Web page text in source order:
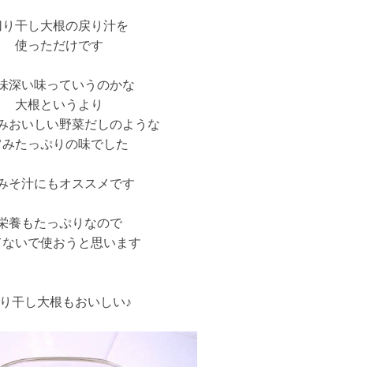
干し大根の戻り汁を
使っただけです
深い味っていうのかな
大根というより
おいしい野菜だしのような
みたっぷりの味でした
そ汁にもオススメです
養もたっぷりなので
いで使おうと思います
干し大根もおいしい♪